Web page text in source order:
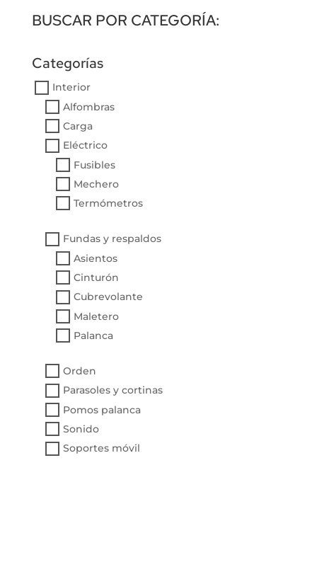
BUSCAR POR CATEGORÍA:
Categorías
Interior
Alfombras
Carga
Eléctrico
Fusibles
Mechero
Termómetros
Fundas y respaldos
Asientos
Cinturón
Cubrevolante
Maletero
Palanca
Orden
Parasoles y cortinas
Pomos palanca
Sonido
Soportes móvil